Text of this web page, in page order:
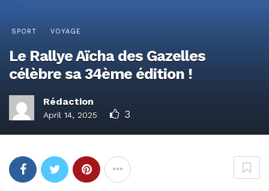
SPORT VOYAGE
Le Rallye Aïcha des Gazelles
célèbre sa 34ème édition !
Rédaction
April 14, 2025 3